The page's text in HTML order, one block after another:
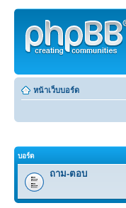
หน้าเว็บบอร์ด
บอร์ด
ถาม-ตอบ